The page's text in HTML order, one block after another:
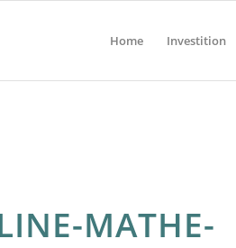
Home Investition
MATHE-